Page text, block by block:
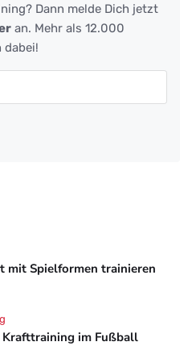
Dann melde Dich jetzt
an. Mehr als 12.000
dabei!
mit Spielformen trainieren
Krafttraining im Fußball